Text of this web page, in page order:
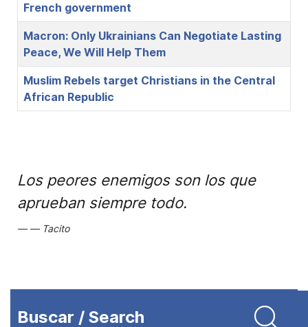
French government
Macron: Only Ukrainians Can Negotiate Lasting
Peace, We Will Help Them
Muslim Rebels target Christians in the Central
African Republic
Los peores enemigos son los que
aprueban siempre todo.
Tacito
Buscar / Search